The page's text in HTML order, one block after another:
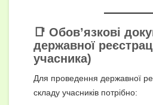
📑 Обов’язкові
державної
учасника)
Для проведення державної
складу учасників потрібно: